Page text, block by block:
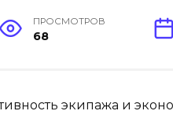
ПРОСМОТРОВ
68
экипажа и